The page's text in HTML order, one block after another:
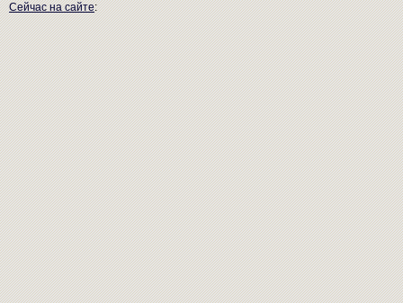
Сейчас на сайте: